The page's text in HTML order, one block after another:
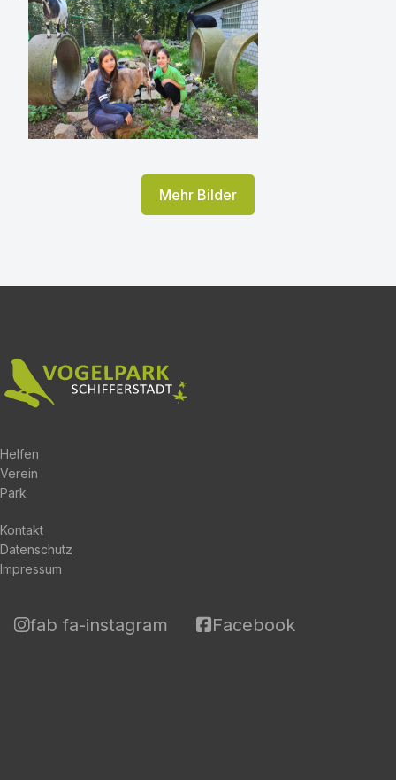
Mehr Bilder
Helfen
Verein
Park
Kontakt
Datenschutz
Impressum
fab fa-instagram Facebook